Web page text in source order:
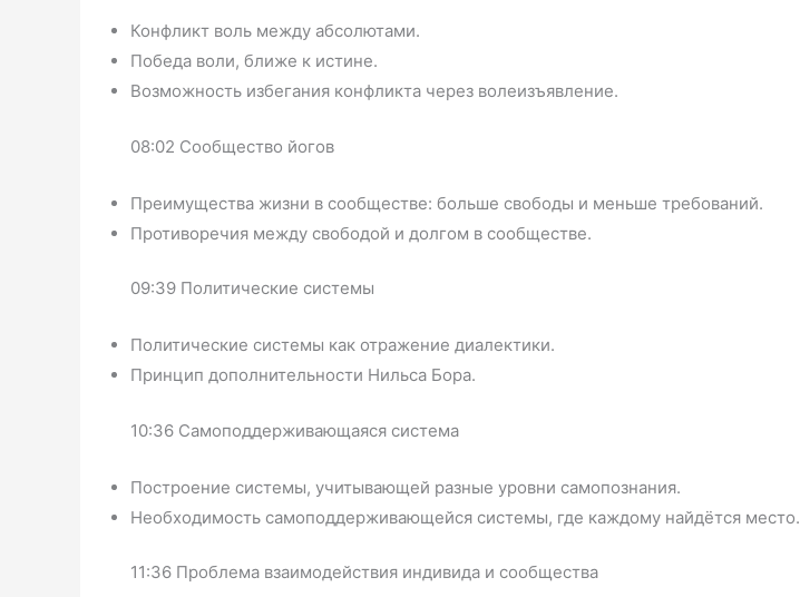
Конфликт воль между абсолютами.
Победа воли, ближе к истине.
Возможность избегания конфликта через волеизъявление.
08:02 Сообщество йогов
Преимущества жизни в сообществе: больше свободы и меньше требований.
Противоречия между свободой и долгом в сообществе.
09:39 Политические системы
Политические системы как отражение диалектики.
Принцип дополнительности Нильса Бора.
10:36 Самоподдерживающаяся система
Построение системы, учитывающей разные уровни самопознания.
Необходимость самоподдерживающейся системы, где каждому найдётся место.
11:36 Проблема взаимодействия индивида и сообщества